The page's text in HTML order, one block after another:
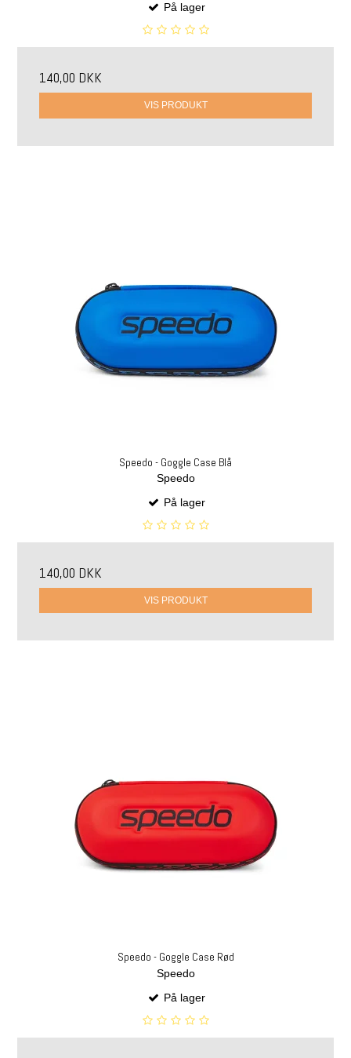
På lager
140,00 DKK
VIS PRODUKT
Speedo - Goggle Case Blå
Speedo
På lager
140,00 DKK
VIS PRODUKT
Speedo - Goggle Case Rød
Speedo
På lager